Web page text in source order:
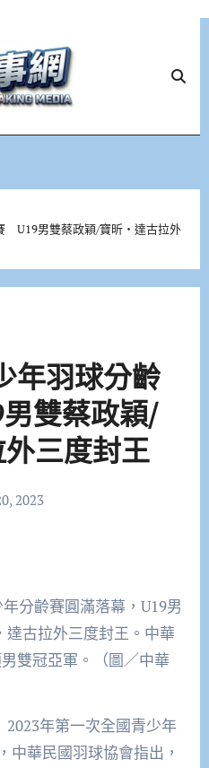
U19男雙蔡政穎/寶昕‧達古拉外
年羽球分齡
雙蔡政穎/
三度封王
2023
分齡賽圓滿落幕，U19男
古拉外三度封王。中華
雙冠亞軍。（圖／中華
2023年第一次全國青少年
中華民國羽球協會指出，